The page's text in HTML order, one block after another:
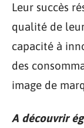
Leur succès
qualité de
capacité à
des
image de
A découvrir